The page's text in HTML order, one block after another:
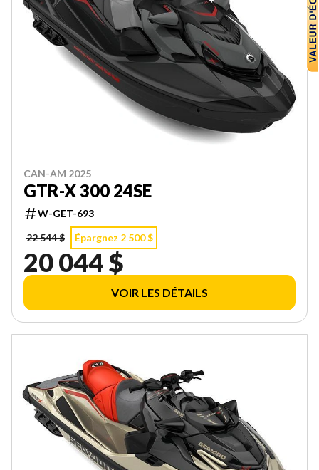
CAN-AM 2025
GTR-X 300 24SE
W-GET-693
22 544 $
Épargnez 2 500 $
20 044 $
VOIR LES DÉTAILS